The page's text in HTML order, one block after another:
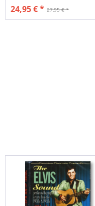
27,95 € *
24,95 € *